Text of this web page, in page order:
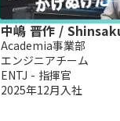
中嶋 晋作 /
Academia事業部
エンジニアチーム
ENTJ - 指揮官
2025年12月入社